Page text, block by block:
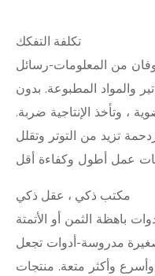
تكلفة التفكك
من المعلومات-رسائل
والمواد المطبوعة. بدون
، وتأخذ الإنتاجية ضربة.
تزيد من التوتر وتقلل
مكتب ذكي ، عقل ذكي
باهظة الثمن أو الأتمتة
مدروسة-أدوات تجعل
وأسرع وأكثر متعة. منتجات